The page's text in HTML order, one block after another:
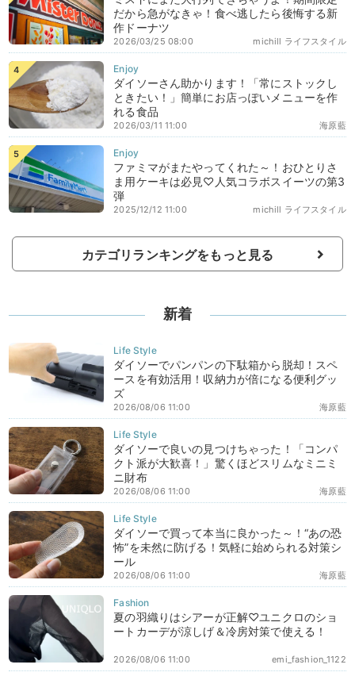
だから急がなきゃ！食べ逃したら後悔する新
作ドーナツ
michill ライフスタイル
2026/03/25 08:00
ダイソーさん助かります！「常にストックし
ときたい！」簡単にお店っぽいメニューを作
れる食品
海原藍
2026/03/11 11:00
ファミマがまたやってくれた～！おひとりさ
ま用ケーキは必見♡人気コラボスイーツの第3
弾
michill ライフスタイル
2025/12/12 11:00
カテゴリランキングをもっと見る
新着
ダイソーでパンパンの下駄箱から脱却！スペ
ースを有効活用！収納力が倍になる便利グッ
ズ
海原藍
2026/08/06 11:00
ダイソーで良いの見つけちゃった！「コンパ
クト派が大歓喜！」驚くほどスリムなミニミ
ニ財布
海原藍
2026/08/06 11:00
ダイソーで買って本当に良かった～！“あの恐
怖”を未然に防げる！気軽に始められる対策シ
ール
海原藍
2026/08/06 11:00
夏の羽織りはシアーが正解♡ユニクロのショ
ートカーデが涼しげ＆冷房対策で使える！
emi_fashion_1122
2026/08/06 11:00